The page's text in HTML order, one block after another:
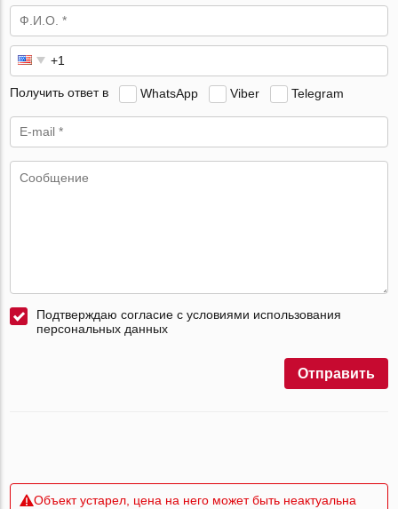
Получить ответ в WhatsApp Viber Telegram
Подтверждаю согласие с условиями использования
персональных данных
Отправить
Объект устарел, цена на него может быть неактуальна